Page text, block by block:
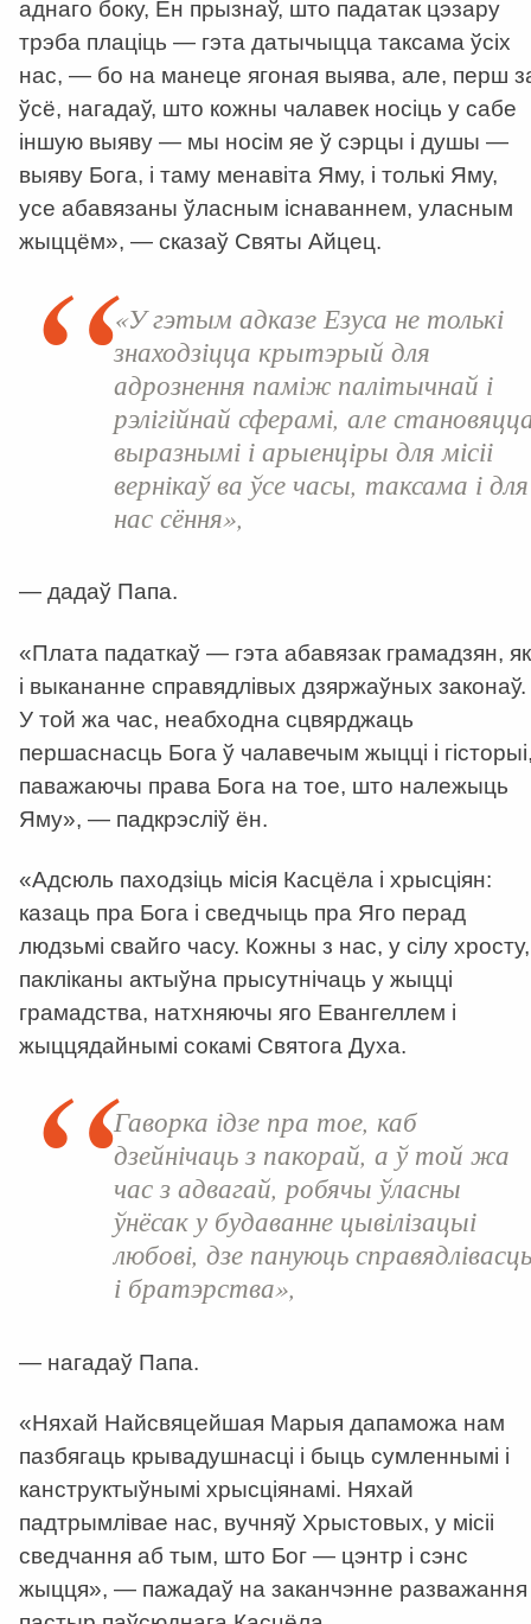
аднаго боку, Ён прызнаў, што падатак цэзару
трэба плаціць — гэта датычыцца таксама ўсіх
нас, — бо на манеце ягоная выява, але, перш
ўсё, нагадаў, што кожны чалавек носіць у сабе
іншую выяву — мы носім яе ў сэрцы і душы —
выяву Бога, і таму менавіта Яму, і толькі Яму,
усе абавязаны ўласным існаваннем, уласным
жыццём», — сказаў Святы Айцец.
«У гэтым адказе Езуса не толькі
знаходзіцца крытэрый для
адрознення паміж палітычнай і
рэлігійнай сферамі, але
выразнымі і арыенціры для місіі
вернікаў ва ўсе часы, таксама і для
нас сёння»,
— дадаў Папа.
«Плата падаткаў — гэта абавязак грамадзян, як
і выкананне справядлівых дзяржаўных законаў.
У той жа час, неабходна сцвярджаць
першаснасць Бога ў чалавечым жыцці і
паважаючы права Бога на тое, што належыць
Яму», — падкрэсліў ён.
«Адсюль паходзіць місія Касцёла і хрысціян:
казаць пра Бога і сведчыць пра Яго перад
людзьмі свайго часу. Кожны з нас, у сілу хросту,
пакліканы актыўна прысутнічаць у жыцці
грамадства, натхняючы яго Евангеллем і
жыццядайнымі сокамі Святога Духа.
Гаворка ідзе пра тое, каб
дзейнічаць з пакорай, а ў той жа
час з адвагай, робячы ўласны
ўнёсак у будаванне цывілізацыі
любові, дзе пануюць справядлівасць
і братэрства»,
— нагадаў Папа.
«Няхай Найсвяцейшая Марыя дапаможа нам
пазбягаць крывадушнасці і быць сумленнымі і
канструктыўнымі хрысціянамі. Няхай
падтрымлівае нас, вучняў Хрыстовых, у місіі
сведчання аб тым, што Бог — цэнтр і сэнс
жыцця», — пажадаў на заканчэнне разважання